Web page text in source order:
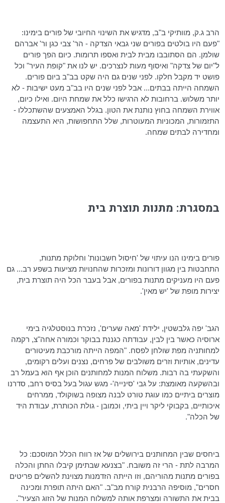
הרב ג.ק, מוותיקי ב"ב, מדגיש את השינוי החיובי של פורים בימינו:
"פעם היו בולטים בפורים שני גבאי הצדקה - הר' צבי כגן ור' אברהם
שולמן. הם הסתובבו מבית לבית ואספו תרומות. כיום הפך פורים
ל"יום של צדקה" ואיסוף מעות לנצרכים. יש לנו את "קופת העיר" וכל
פושט יד מקבל חלקו. לפני שנים גם היה שקט בב"ב ביום פורים.
השמחה הייתה בבתים... אבל לפני שנים היו בב"ב מעט ישיבות - לא
יותר משלוש. ברחובות לא הרגישו כלל את שמחת היום. ואילו כיום,
אווירת השמחה בחוץ נותנת את הטון. בגלל האמצעים שהשתכללו -
התזמורות, המכוניות המעוטרות, שלל התחפושות, היא התעצמה
ומחדירה לבתים שמחה.
במסגרת: מתנות תוצרת בית
פורים בימינו הנו עיתוי של 'חיסול חשבונות' וחלוקת מתנות,
התחבטות בין מגוון דורונות ומזכרות שהחנויות מציעות בשפע רב... גם
פעם היו מעניקים מתנות בפורים, אבל בעבר הכל היה תוצרת בית,
יצירות מופת של 'יש מאין'.
הגב' יפהגלבשטין, ילידת 'מאה שערים', נזכרת בנוסטלגיה בימי
ארוסיה כאשר בין לבין, עבודתה כגננת בבוקר וכמורה אחה"צ, רקמה
למחותניה מפת שולחן לפסח. "המפה הייתה מורכבת מעיטורים
עדינים, אותיות וזרים משולבים של פרחים, נצנים ועלים רקומים,
והשקעתי בה רבות. משלוח המנות למחותנים הוכן אף הוא בעמל רב
ובהשקעה מאומצת: על גבי 'סינייה'- מגש עגול בעל בסיס רחב, סדרנו
מוצרים ביתיים כמו עוגת טורט לבנה מצופה בשוקולד, ממרחים
איכותיים, בקבוקי ליקר ויין ביתי, וכמובן - גולת הכותרת, עבודת היד
של הכלה".
ביחסים שבין המחותנים בירושלים של אז רווח הכלל המוסכם: כל
המרבה לתת - הרי זה משובח. "בצנעא שבתימן קיבלו החתן והכלה
בפורים מתנות מהוריהם, וזו הייתה הזדמנות מצוינת להשלים פריטים
חסרים", מוסיפה הרבנית קורח מב"ב. "האם היתה תופרת ומכינה
בבית את התשורה ומצרפת אותה למשלוח המנות של הזוג הצעיר".